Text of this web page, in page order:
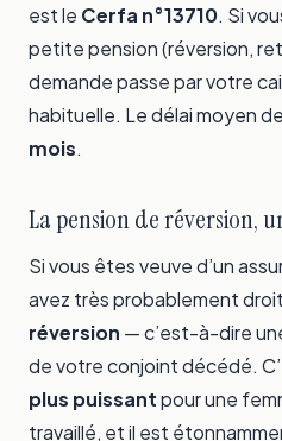
est le Cerfa n°13710. Si
petite pension (réversion,
demande passe par votre
habituelle. Le délai moyen
mois.
La pension de réversion,
Si vous êtes veuve d’un
avez très probablement
réversion — c’est-à-dire
de votre conjoint décédé.
plus puissantpour une
travaillé, et il est